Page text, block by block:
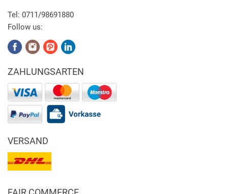
Tel: 0711/98691880
Follow us:
ZAHLUNGSARTEN
VERSAND